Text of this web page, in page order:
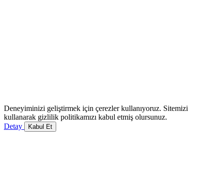
Deneyiminizi geliştirmek için çerezler kullanıyoruz. Sitemizi
kullanarak gizlilik politikamızı kabul etmiş olursunuz.
Detay
Kabul Et